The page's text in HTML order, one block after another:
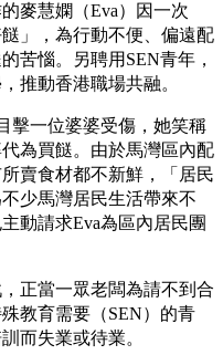
麥慧嫻（Eva）因一次
」，為行動不便、偏遠配
苦惱。另聘用SEN青年，
推動香港職場共融。
擊一位婆婆受傷，她笑稱
為買餸。由於馬灣區內配
賣食材都不新鮮，「居民
少馬灣居民生活帶來不
動請求Eva為區內居民團
正當一眾老闆為請不到合
教育需要（SEN）的青
而失業或待業。